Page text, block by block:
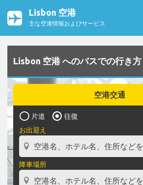
Lisbon 空港
主な空港情報およびサービス
Lisbon 空港 へのバスでの行き方
空港交通
片道
往復
お出迎え
降車場所